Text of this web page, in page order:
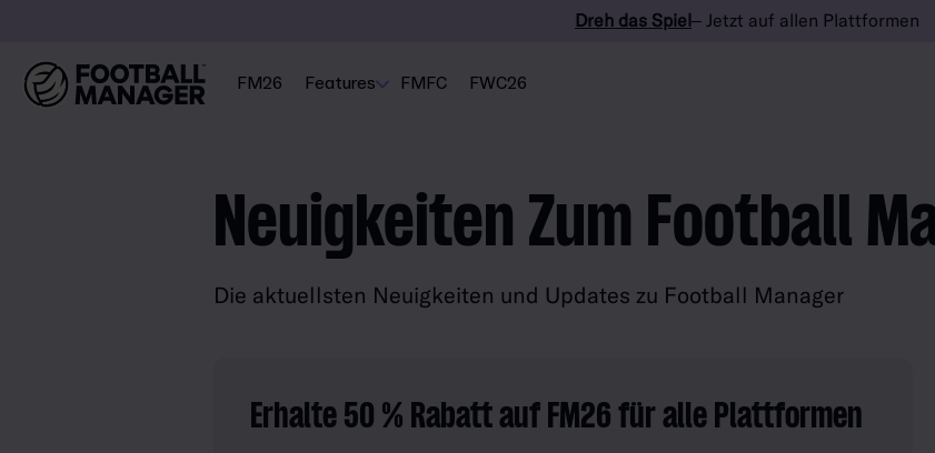
Dreh das Spiel– Jetzt auf allen Plattformen
FM26 Features FMFC FWC26
Neuigkeiten Zum Football
Die aktuellsten Neuigkeiten und Updates zu Football Manager
Erhalte 50 % Rabatt auf FM26 für alle Plattformen